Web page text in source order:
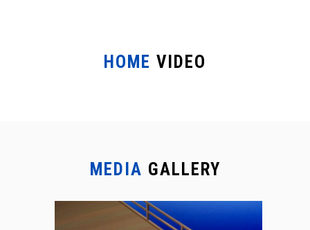
HOME VIDEO
MEDIA GALLERY